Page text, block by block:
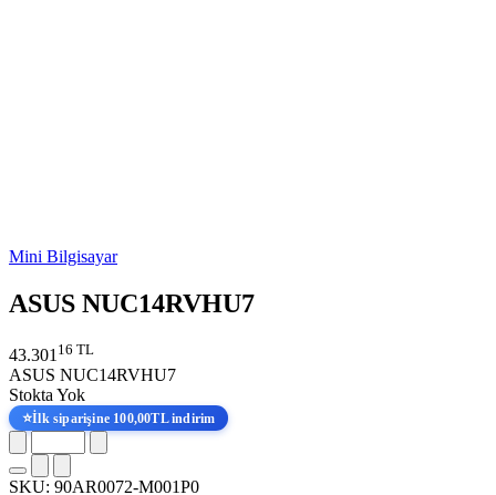
Mini Bilgisayar
ASUS NUC14RVHU7
43.301 16 TL
ASUS NUC14RVHU7
Stokta Yok
⭐İlk siparişine 100,00TL indirim
SKU: 90AR0072-M001P0